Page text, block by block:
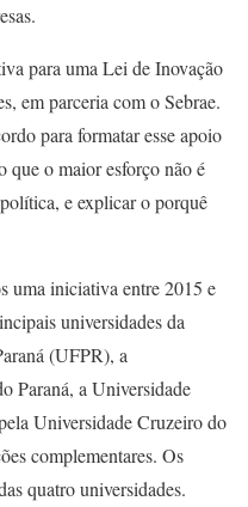
para uma Lei de Inovação
em parceria com o Sebrae.
para formatar esse apoio
que o maior esforço não é
e explicar o porquê
uma iniciativa entre 2015 e
universidades da
(UFPR), a
Paraná, a Universidade
Universidade Cruzeiro do
complementares. Os
quatro universidades.